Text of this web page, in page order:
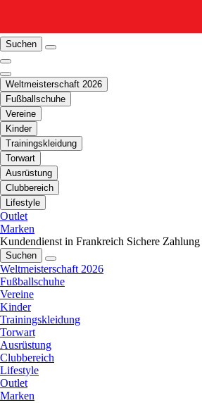
Suchen
Weltmeisterschaft 2026
Fußballschuhe
Vereine
Kinder
Trainingskleidung
Torwart
Ausrüstung
Clubbereich
Lifestyle
Outlet
Marken
Kundendienst in Frankreich Sichere Zahlung
Suchen
Weltmeisterschaft 2026
Fußballschuhe
Vereine
Kinder
Trainingskleidung
Torwart
Ausrüstung
Clubbereich
Lifestyle
Outlet
Marken